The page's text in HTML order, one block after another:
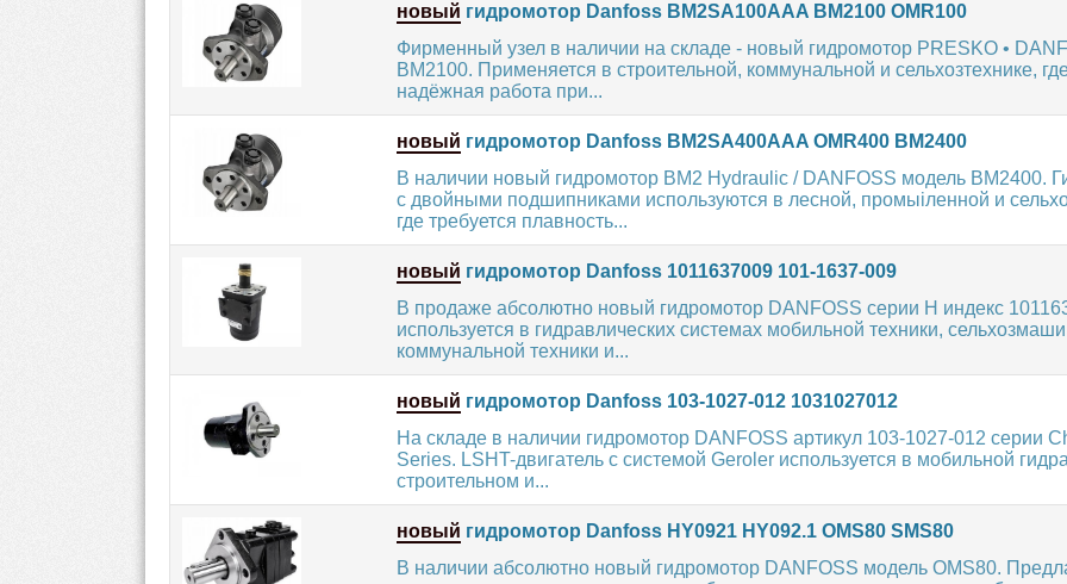
новый гидромотор Danfoss BM2SA100AAA BM2100 OMR100
Фирменный узел в наличии на складе - новый гидромотор PRESKO •
BM2100. Применяется в строительной, коммунальной и сельхозтехнике,
надёжная работа при...
новый гидромотор Danfoss BM2SA400AAA OMR400 BM2400
В наличии новый гидромотор BM2 Hydraulic / DANFOSS модель BM2400.
с двойными подшипниками используются в лесной, промыiленной и
где требуется плавность...
новый гидромотор Danfoss 1011637009 101-1637-009
В продаже абсолютно новый гидромотор DANFOSS серии H индекс
используется в гидравлических системах мобильной техники,
коммунальной техники и...
новый гидромотор Danfoss 103-1027-012 1031027012
На складе в наличии гидромотор DANFOSS артикул 103-1027-012 серии
Series. LSHT-двигатель с системой Geroler используется в мобильной
строительном и...
новый гидромотор Danfoss HY0921 HY092.1 OMS80 SMS80
В наличии абсолютно новый гидромотор DANFOSS модель OMS80.